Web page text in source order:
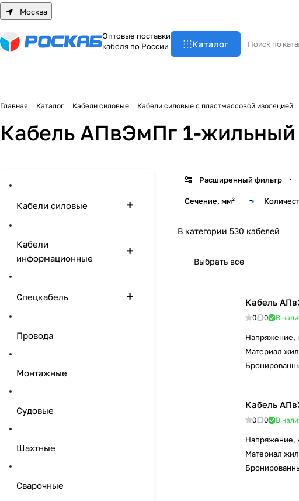
Москва
Оптовые поставки
кабеля по России
Каталог
Главная Каталог Кабели силовые Кабели силовые с пластмассовой изоляцией
Кабель АПвЭмПг 1-жильный
Расширенный фильтр
Сечение, мм²
В категории 530 кабелей
Выбрать все
Кабель
0 0 В
Напряжение,
Материал
Кабель
0 0 В
Напряжение,
Материал
Кабели силовые
Кабели
информационные
Спецкабель
Провода
Монтажные
Судовые
Шахтные
Сварочные